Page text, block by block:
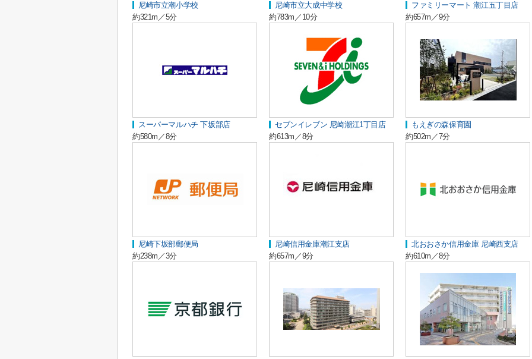
尼崎市立潮小学校
約321m／5分
尼崎市立大成中学校
約783m／10分
ファミリーマート 潮江五丁目店
約657m／9分
スーパーマルハチ 下坂部店
約580m／8分
セブンイレブン 尼崎潮江1丁目店
約613m／8分
もえぎの森保育園
約502m／7分
尼崎下坂部郵便局
約238m／3分
尼崎信用金庫潮江支店
約657m／9分
北おおさか信用金庫 尼崎西支店
約610m／8分